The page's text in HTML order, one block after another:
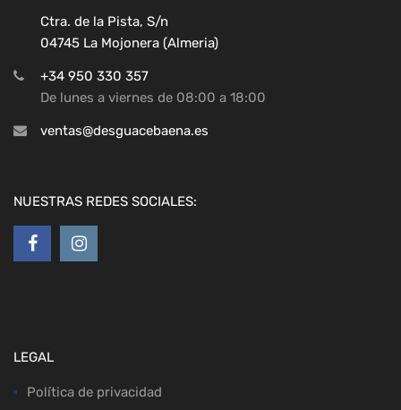
Ctra. de la Pista, S/n
04745 La Mojonera (Almeria)
+34 950 330 357
De lunes a viernes de 08:00 a 18:00
ventas@desguacebaena.es
NUESTRAS REDES SOCIALES:
LEGAL
Política de privacidad